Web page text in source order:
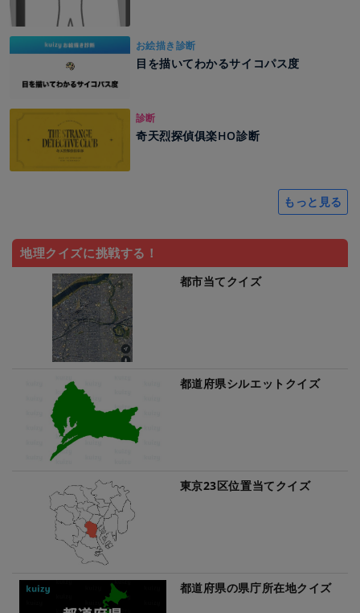
お絵描き診断
目を描いてわかるサイコパス度
診断
奇天烈探偵俱楽HO診断
もっと見る
地理クイズに挑戦する！
都市当てクイズ
都道府県シルエットクイズ
東京23区位置当てクイズ
都道府県の県庁所在地クイズ